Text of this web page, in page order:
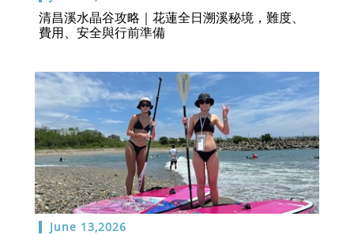
清昌溪水晶谷攻略｜花蓮全日溯溪秘境，難度、
費用、安全與行前準備
June 13,2026